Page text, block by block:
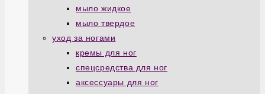
мыло жидкое
мыло твердое
уход за ногами
кремы для ног
спецсредства для ног
аксессуары для ног